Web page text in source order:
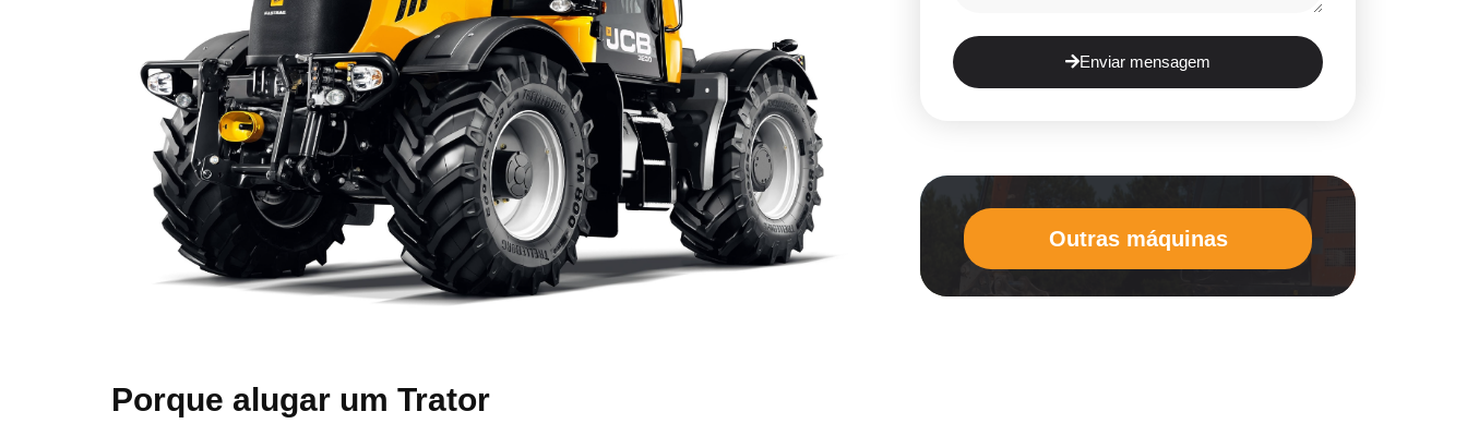
Porque alugar um Trator
Enviar mensagem
Outras máquinas